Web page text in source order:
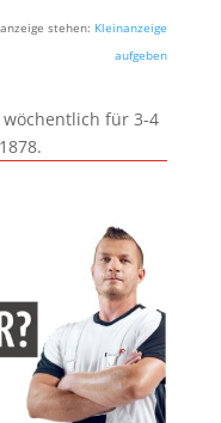
stehen: Kleinanzeige
aufgeben
für 3-4